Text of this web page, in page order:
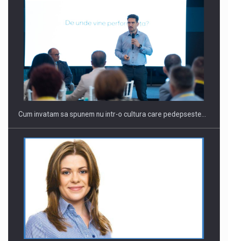
Webinar - Business Evolution-RETHINK STRATEGY-Finantare
Investitii Digitalizare
Cum invatam sa spunem nu intr-o cultura care pedepseste…